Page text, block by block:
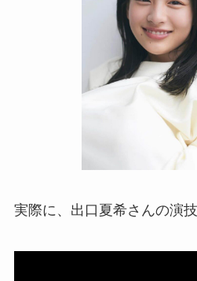
実際に、出口夏希さんの演